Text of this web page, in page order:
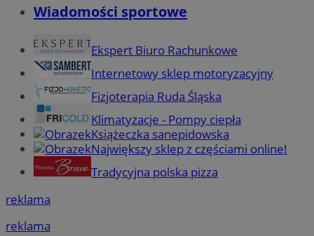
Wiadomości sportowe
Ekspert Biuro Rachunkowe
Internetowy sklep motoryzacyjny
Fizjoterapia Ruda Śląska
Klimatyzacje - Pompy ciepła
Książeczka sanepidowska
Największy sklep z częściami online!
Tradycyjna polska pizza
reklama
reklama